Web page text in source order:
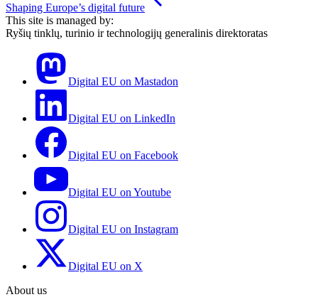
Shaping Europe’s digital future
This site is managed by:
Ryšių tinklų, turinio ir technologijų generalinis direktoratas
Digital EU on Mastadon
Digital EU on LinkedIn
Digital EU on Facebook
Digital EU on Youtube
Digital EU on Instagram
Digital EU on X
About us